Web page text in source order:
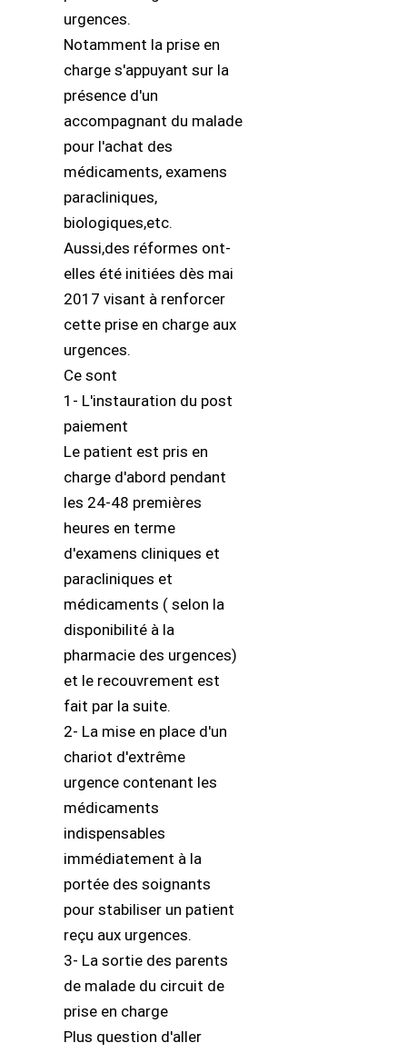
urgences.
Notamment la prise en
charge s'appuyant sur la
présence d'un
accompagnant du malade
pour l'achat des
médicaments, examens
paracliniques,
biologiques,etc.
Aussi,des réformes ont-
elles été initiées dès mai
2017 visant à renforcer
cette prise en charge aux
urgences.
Ce sont
1- L'instauration du post
paiement
Le patient est pris en
charge d'abord pendant
les 24-48 premières
heures en terme
d'examens cliniques et
paracliniques et
médicaments ( selon la
disponibilité à la
pharmacie des urgences)
et le recouvrement est
fait par la suite.
2- La mise en place d'un
chariot d'extrême
urgence contenant les
médicaments
indispensables
immédiatement à la
portée des soignants
pour stabiliser un patient
reçu aux urgences.
3- La sortie des parents
de malade du circuit de
prise en charge
Plus question d'aller